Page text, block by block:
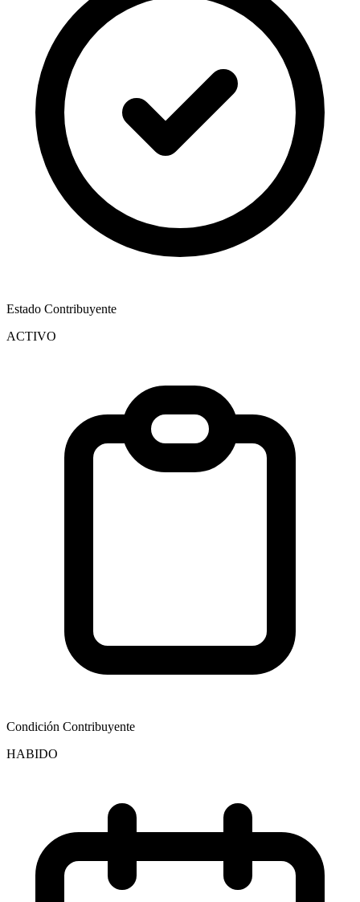
Estado Contribuyente
ACTIVO
Condición Contribuyente
HABIDO